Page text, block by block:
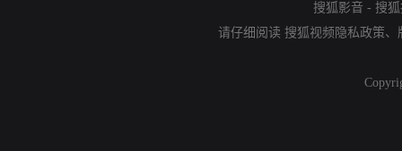
搜狐影音 - 搜
请仔细阅读 搜狐视频隐私政策、